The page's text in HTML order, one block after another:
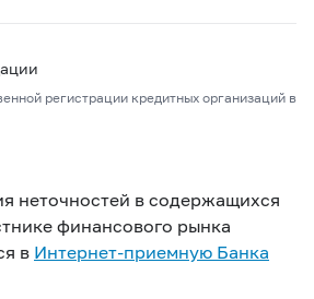
регистрации кредитных организаций в
неточностей в содержащихся
финансового рынка
в Интернет-приемную Банка